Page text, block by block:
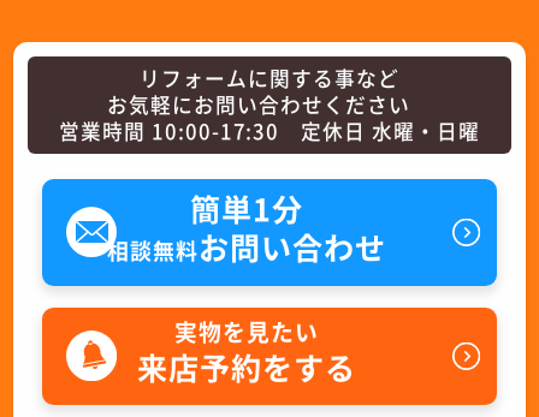
リフォームに関する事など
お気軽にお問い合わせください
営業時間 10:00-17:30 定休日 水曜・日曜
簡単1分
相談無料お問い合わせ
実物を見たい
来店予約をする